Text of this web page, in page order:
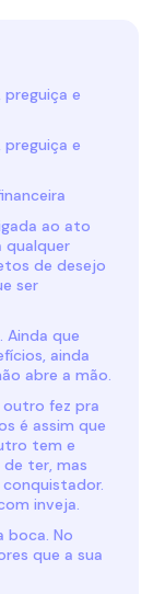
preguiça e
preguiça e
ao ato
qualquer
de desejo
ser
que
ainda
abre a mão.
fez pra
é assim que
tem e
de ter, mas
inveja.
boca. No
que a sua